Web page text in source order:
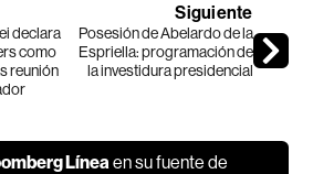
declara
como
reunión
Siguiente
Posesión de Abelardo de la
Espriella: programación de
la investidura presidencial
Línea en su fuente de